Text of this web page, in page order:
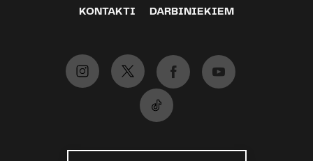
KONTAKTI DARBINIEKIEM